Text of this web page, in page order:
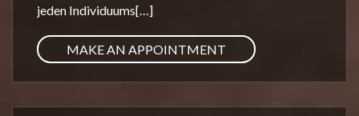
jeden Individuums[…]
MAKE AN APPOINTMENT